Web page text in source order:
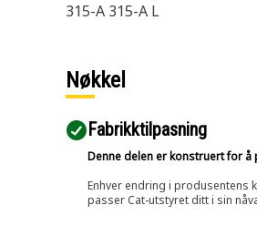
315-A 315-A L
Nøkkel
Fabrikktilpasning
Denne delen er konstruert for
Enhver endring i produsentens
passer Cat-utstyret ditt i sin